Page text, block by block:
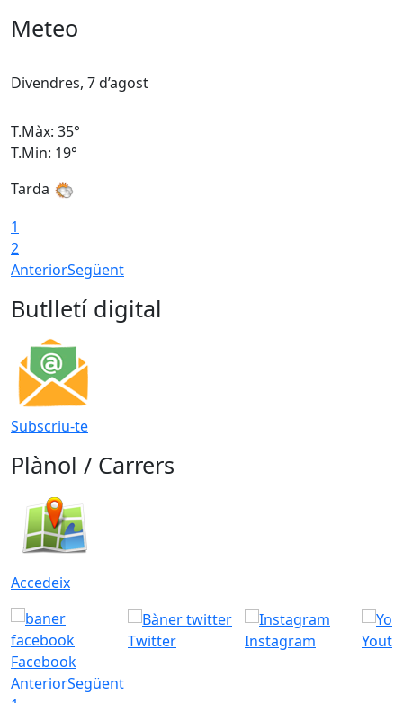
Meteo
Divendres, 7 d’agost
T.Màx: 35°
T.Min: 19°
Tarda
1
2
AnteriorSegüent
Butlletí digital
Subscriu-te
Plànol / Carrers
Accedeix
Facebook
Twitter Instagram
AnteriorSegüent